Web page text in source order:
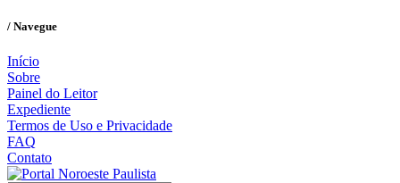
/ Navegue
Início
Sobre
Painel do Leitor
Expediente
Termos de Uso e Privacidade
FAQ
Contato